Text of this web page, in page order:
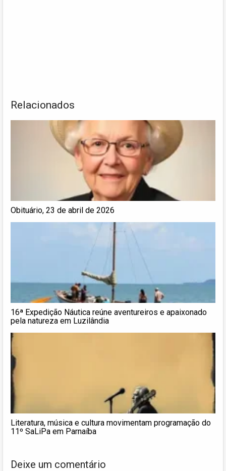
Relacionados
Obituário, 23 de abril de 2026
16ª Expedição Náutica reúne aventureiros e apaixonado
pela natureza em Luzilândia
Literatura, música e cultura movimentam programação do
11º SaLiPa em Parnaíba
Deixe um comentário